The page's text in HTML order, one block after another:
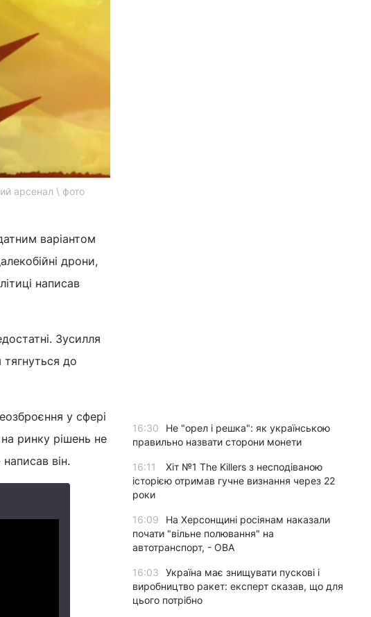
арсенал \ фото
варіантом
дрони,
написав
Зусилля
до
у сфері
ринку рішень не
він.
16:30
Не "орел і решка": як українською
правильно назвати сторони монети
16:11
Хіт №1 The Killers з несподіваною
історією отримав гучне визнання через 22
роки
16:09
На Херсонщині росіянам наказали
почати "вільне полювання" на
автотранспорт, - ОВА
16:03
Україна має знищувати пускові і
виробництво ракет: експерт сказав, що для
цього потрібно